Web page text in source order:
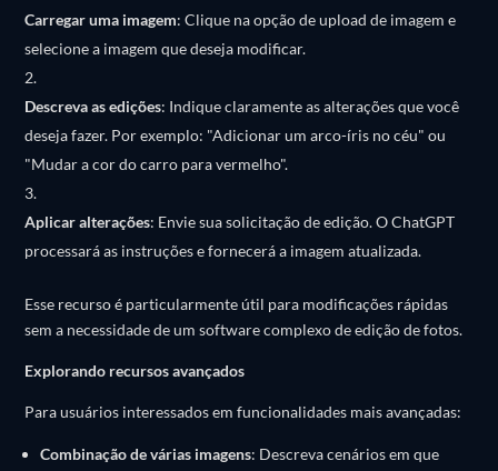
Carregar uma imagem:Clique na opção de upload de imagem e
selecione a imagem que deseja modificar.
Descreva as edições: Indique claramente as alterações que você
deseja fazer. Por exemplo: "Adicionar um arco-íris no céu" ou
"Mudar a cor do carro para vermelho".
Aplicar alterações: Envie sua solicitação de edição. O ChatGPT
processará as instruções e fornecerá a imagem atualizada.
Esse recurso é particularmente útil para modificações rápidas
sem a necessidade de um software complexo de edição de fotos.
Explorando recursos avançados
Para usuários interessados em funcionalidades mais avançadas:
Combinação de várias imagens: Descreva cenários em que